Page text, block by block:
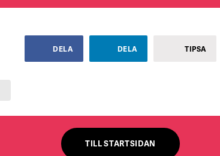
DELA DELA TIPSA
TILL STARTSIDAN